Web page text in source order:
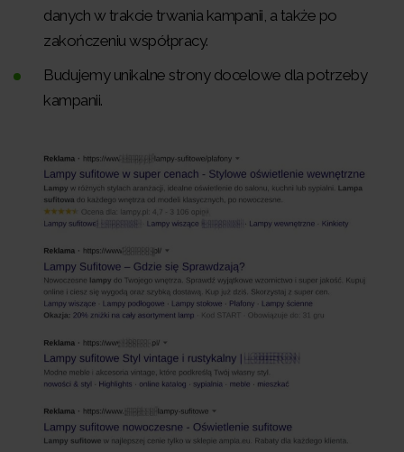
danych w trakcie trwania kampanii, a także po
zakończeniu współpracy.
Budujemy unikalne strony docelowe dla potrzeby
kampanii.